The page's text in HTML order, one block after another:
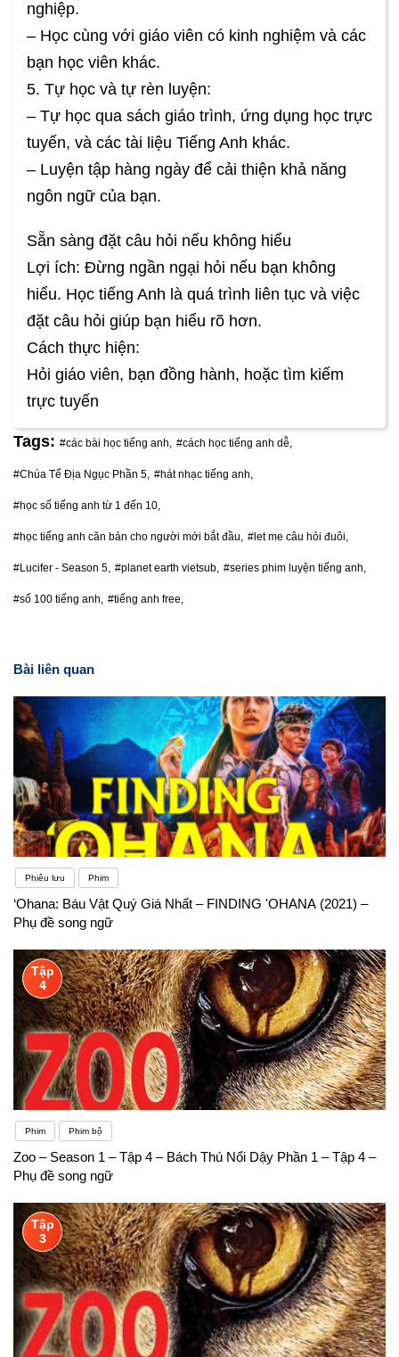
nghiệp.
– Học cùng với giáo viên có kinh nghiệm và các
bạn học viên khác.
5. Tự học và tự rèn luyện:
– Tự học qua sách giáo trình, ứng dụng học trực
tuyến, và các tài liệu Tiếng Anh khác.
– Luyện tập hàng ngày để cải thiện khả năng
ngôn ngữ của bạn.
Sẵn sàng đặt câu hỏi nếu không hiểu
Lợi ích: Đừng ngần ngại hỏi nếu bạn không
hiểu. Học tiếng Anh là quá trình liên tục và việc
đặt câu hỏi giúp bạn hiểu rõ hơn.
Cách thực hiện:
Hỏi giáo viên, bạn đồng hành, hoặc tìm kiếm
trực tuyến
Tags: #các bài học tiếng anh, #cách học tiếng anh dễ,
#Chúa Tể Địa Ngục Phần 5, #hát nhạc tiếng anh,
#học số tiếng anh từ 1 đến 10,
#học tiếng anh căn bản cho người mới bắt đầu, #let me câu hỏi đuôi,
#Lucifer - Season 5, #planet earth vietsub, #series phim luyện tiếng anh,
#số 100 tiếng anh, #tiếng anh free,
Bài liên quan
Phiêu lưu Phim
‘Ohana: Báu Vật Quý Giá Nhất – FINDING 'OHANA (2021) –
Phụ đề song ngữ
Tập
4
Phim Phim bộ
Zoo – Season 1 – Tập 4 – Bách Thú Nổi Dậy Phần 1 – Tập 4 –
Phụ đề song ngữ
Tập
3